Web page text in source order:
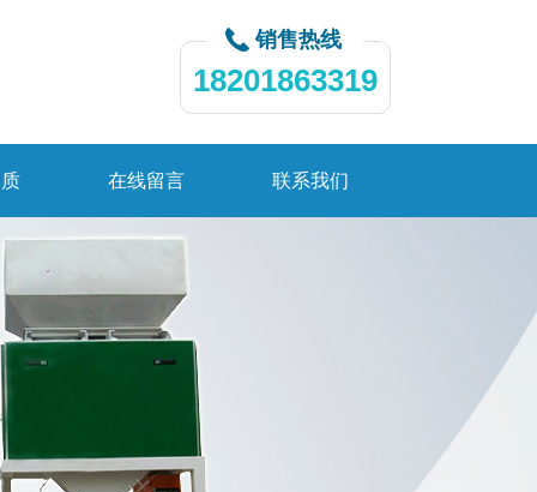
销售热线
18201863319
在线留言 联系我们